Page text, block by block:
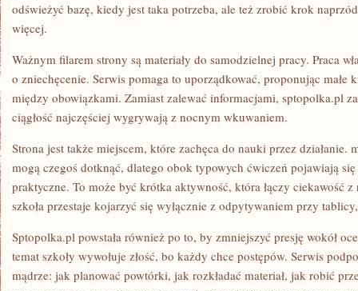
odświeżyć bazę, kiedy jest taka potrzeba, ale też zrobić krok
więcej.
Ważnym filarem strony są materiały do samodzielnej pracy. Praca
o zniechęcenie. Serwis pomaga to uporządkować, proponując
między obowiązkami. Zamiast zalewać informacjami, sptopolka.pl
ciągłość najczęściej wygrywają z nocnym wkuwaniem.
Strona jest także miejscem, które zachęca do nauki przez działanie.
mogą czegoś dotknąć, dlatego obok typowych ćwiczeń pojawiają
praktyczne. To może być krótka aktywność, która łączy ciekawość
szkoła przestaje kojarzyć się wyłącznie z odpytywaniem przy
Sptopolka.pl powstała również po to, by zmniejszyć presję wokół
temat szkoły wywołuje złość, bo każdy chce postępów. Serwis
mądrze: jak planować powtórki, jak rozkładać materiał, jak robić